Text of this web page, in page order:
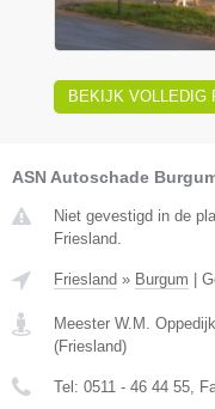
BEKIJK VOLLEDIG
ASN Autoschade
Niet gevestigd in de
Friesland.
Friesland » Burgum
Meester W.M.
(Friesland)
Tel: 0511 - 46 44 55,